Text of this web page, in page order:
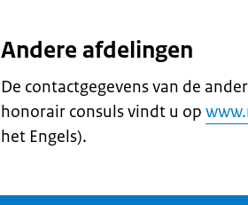
Andere afdelingen
De contactgegevens van de
honorair consuls vindt u op
het Engels).